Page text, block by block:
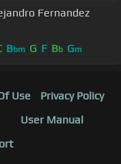
Fernandez
Bbm G F Bb Gm
Use
Privacy Policy
User Manual